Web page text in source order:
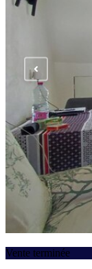
Vente terminée